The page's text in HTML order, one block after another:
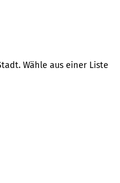
Wähle aus einer Liste